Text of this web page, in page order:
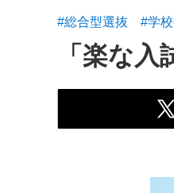
#総合型選抜 #学
「楽な